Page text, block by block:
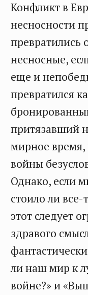
Конфликт в
несносности
превратились
несносные,
еще и
превратился
притязавший
мирное
войны
Однако, если
стоило ли все-
этот следует
здравого
ли наш мир к
войне?» и